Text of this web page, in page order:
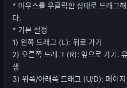
* 마우스를 우클릭한 상태로 드래그
다.
* 기본 설정
1) 왼쪽 드래그 (L): 뒤로 가기
2) 오른쪽 드래그 (R): 앞으로 가기.
생
3) 위쪽/아래쪽 드래그 (U/D): 페이